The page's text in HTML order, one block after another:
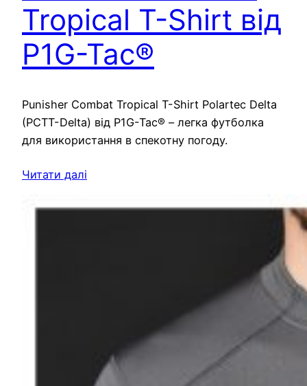
Tropical T-Shirt від
P1G-Tac®
Punisher Combat Tropical T-Shirt Polartec Delta
(PCTT-Delta) від P1G-Tac® – легка футболка
для використання в спекотну погоду.
Читати далі